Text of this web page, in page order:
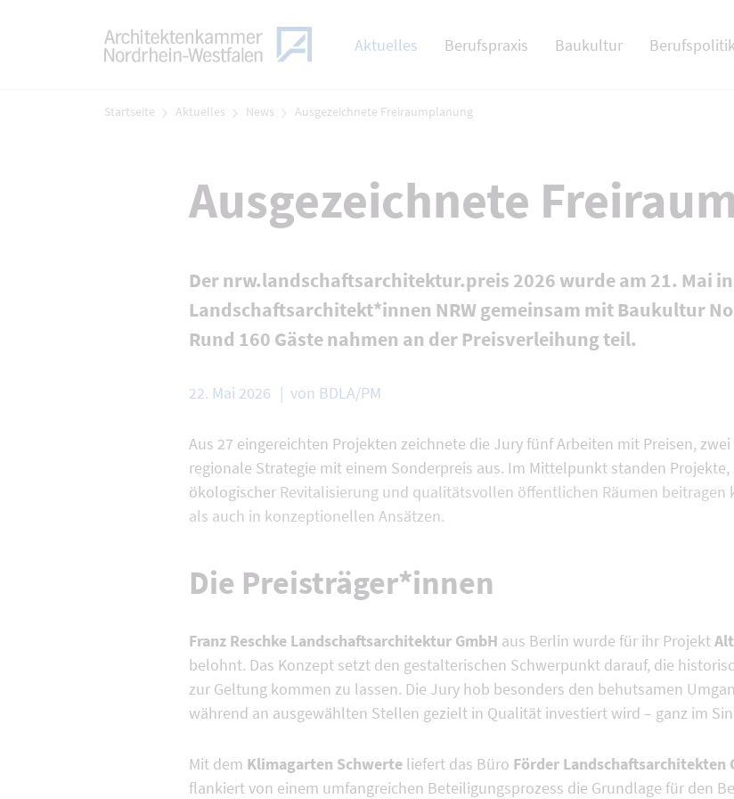
Aktuelles
Berufspraxis Baukultur Berufspolitik
Startseite Aktuelles News Ausgezeichnete Freiraumplanung
Ausgezeichnete
Der nrw.landschaftsarchitektur.preis 2026 wurde am 21. Mai
Landschaftsarchitekt*innen NRW gemeinsam mit Baukultur
Rund 160 Gäste nahmen an der Preisverleihung teil.
22. Mai 2026 von BDLA/PM
Aus 27 eingereichten Projekten zeichnete die Jury fünf Arbeiten mit Preisen,
regionale Strategie mit einem Sonderpreis aus. Im Mittelpunkt standen
ökologischer Revitalisierung und qualitätsvollen öffentlichen Räumen
als auch in konzeptionellen Ansätzen.
Die Preisträger*innen
Franz Reschke Landschaftsarchitektur GmbH aus Berlin wurde für ihr Projekt
belohnt. Das Konzept setzt den gestalterischen Schwerpunkt darauf, die
zur Geltung kommen zu lassen. Die Jury hob besonders den behutsamen
während an ausgewählten Stellen gezielt in Qualität investiert wird – ganz im
Mit dem Klimagarten Schwerte liefert das Büro Förder Landschaftsarchitekten
flankiert von einem umfangreichen Beteiligungsprozess die Grundlage für den